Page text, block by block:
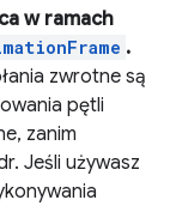
w ramach
.
zwrotne są
pętli
zanim
Jeśli używasz